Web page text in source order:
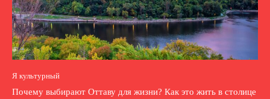
Я культурный
Почему выбирают Оттаву для жизни? Как это жить в столице